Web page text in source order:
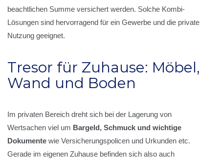
beachtlichen Summe versichert werden. Solche Kombi-
Lösungen sind hervorragend für ein Gewerbe und die private
Nutzung geeignet.
Tresor für Zuhause: Möbel,
Wand und Boden
Im privaten Bereich dreht sich bei der Lagerung von
Wertsachen viel um Bargeld, Schmuck und wichtige
Dokumente wie Versicherungspolicen und Urkunden etc.
Gerade im eigenen Zuhause befinden sich also auch